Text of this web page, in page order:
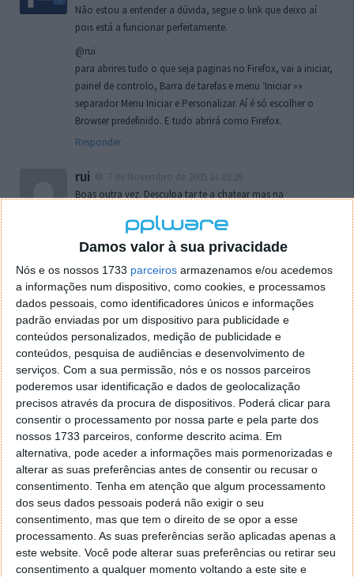
Damos valor à sua privacidade
Nós e os nossos 1733 parceiros armazenamos e/ou acedemos
a informações num dispositivo, como cookies, e processamos
dados pessoais, como identificadores únicos e informações
padrão enviadas por um dispositivo para publicidade e
conteúdos personalizados, medição de publicidade e
conteúdos, pesquisa de audiências e desenvolvimento de
serviços. Com a sua permissão, nós e os nossos parceiros
poderemos usar identificação e dados de geolocalização
precisos através da procura de dispositivos. Poderá clicar para
consentir o processamento por nossa parte e pela parte dos
nossos 1733 parceiros, conforme descrito acima. Em
alternativa, pode aceder a informações mais pormenorizadas e
alterar as suas preferências antes de consentir ou recusar o
consentimento. Tenha em atenção que algum processamento
dos seus dados pessoais poderá não exigir o seu
consentimento, mas que tem o direito de se opor a esse
processamento. As suas preferências serão aplicadas apenas a
este website. Você pode alterar suas preferências ou retirar seu
consentimento a qualquer momento voltando a este site e
Não estou a entender a dúvida, segue o link que deixo aí
pois está a funcionar perfeitamente.
@rui
para abrires tudo o que seja paginas no Firefox, vai a iniciar,
painel de controlo, Barra de tarefas e menu ‘Iniciar »»
separador Menu Iniciar e Personalizar. Aí é só escolher o
Browser predefinido. E tudo abrirá como Firefox.
Responder
rui
Boas outra vez. Desculpa tar te a chatear mas na
o firefox como browser predefenido
de control tudo e nada. Tou a comecar a desesperar, ate ja
tentei apagar o explorer na tentativa de forçar o uso do
firefox mas em vao. Kaso te lembres de outra dica fico
agradecido, caso contrario obrigado a mesma
Responder
Vítor M.
7 de Novembro de 2005 às 01:39
@Reporter
Desculpa mas o link funciona. Seja como for segue por mail
o MSn Messenger 8.
Responder
Vítor M.
7 de Novembro de 2005 às 11:21
@Rui
Tens de encontrar o que te falei. Faz da seguinte maneira,
janela iniciar e no topo dessa janela com o botão direito do
rato faz propriedades. Depois no separador Menu ‘Iniciar’
clica no botão ‘Personalizar’ aí encontrarás no separador
geral a opção para escolheres o Browser com que queres